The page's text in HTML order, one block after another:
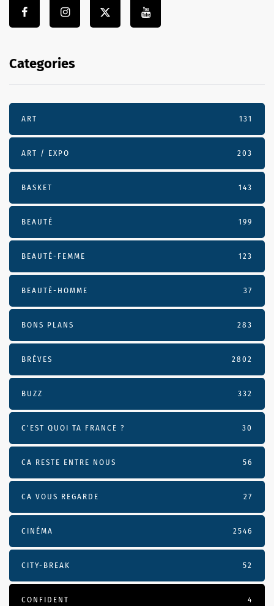
Categories
ART 131
ART / EXPO 203
BASKET 143
BEAUTÉ 199
BEAUTÉ-FEMME 123
BEAUTÉ-HOMME 37
BONS PLANS 283
BRÈVES 2802
BUZZ 332
C'EST QUOI TA FRANCE ? 30
CA RESTE ENTRE NOUS 56
CA VOUS REGARDE 27
CINÉMA 2546
CITY-BREAK 52
CONFIDENT 4